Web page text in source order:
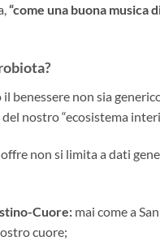
“come una buona musica
non sia
nostro “ecosistema
offre non si limita a dati
Cuore:mai come a
cuore;